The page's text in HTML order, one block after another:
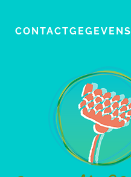
CONTACTGEGEVENS